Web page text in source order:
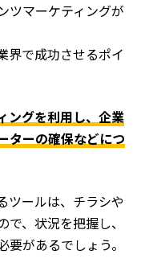
ツマーケティングが
界で成功させるポイ
ングを利用し、企業
ターの確保などにつ
ツールは、チラシや
、状況を把握し、
があるでしょう。